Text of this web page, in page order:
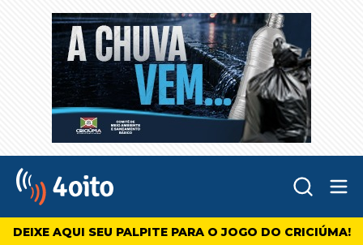
4oito
DEIXE AQUI SEU PALPITE PARA O JOGO DO CRICIÚMA!